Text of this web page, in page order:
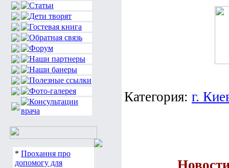
* Прохання про
допомогу для
Категория: г.